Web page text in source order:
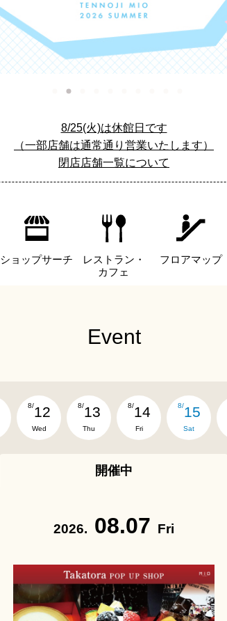
8/25(火)は休館日です
（一部店舗は通常通り営業いたします）
閉店店舗一覧について
ショップサーチ
レストラン・
カフェ
フロアマップ
Event
8/12
Wed
8/13
Thu
8/14
Fri
8/15
Sat
開催中
2026. 08.07 Fri